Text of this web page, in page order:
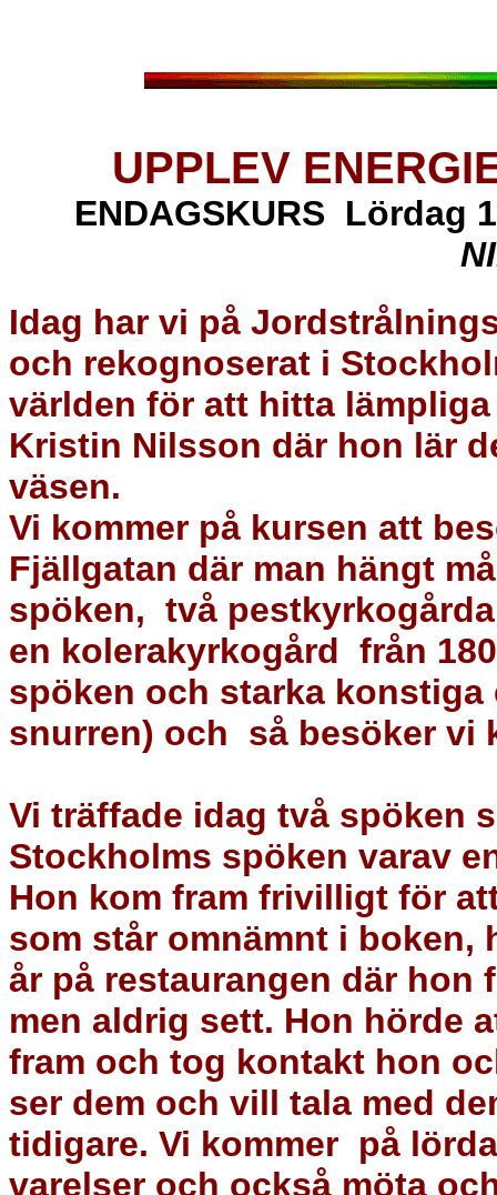
UPPLEV
ENDAGSKURS Lördag
Idag har vi på
och rekognoserat i
världen för att hitta
Kristin Nilsson där hon lär
väsen.
Vi kommer på kursen att
Fjällgatan där man hängt
spöken, två pest
en kolerakyrkogård från
spöken och starka konstiga
snurren) och så besöker vi
Vi träffade idag två spöken
Stockholms spöken varav
Hon kom fram frivilligt för
som står omnämnt i boken,
år på restaurangen där
men aldrig sett. Hon hörde
fram och tog kontakt hon
ser dem och vill tala med
tidigare. Vi kommer på
varelser och också möta